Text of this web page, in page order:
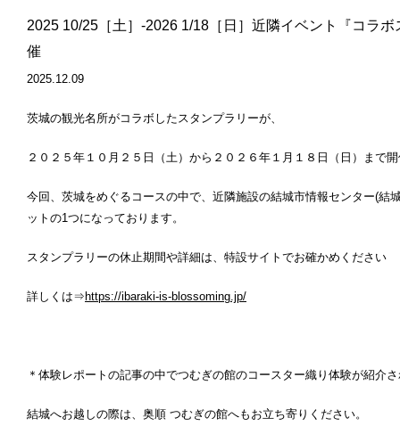
2025 10/25［土］-2026 1/18［日］近隣イベント『コラ
催
2025.12.09
茨城の観光名所がコラボしたスタンプラリーが、
２０２５年１０月２５日（土）から２０２６年１月１８日（日） まで
今回、茨城をめぐるコースの中で、近隣施設の結城市情報センター(結
ットの1つになっております。
スタンプラリーの休止期間や詳細は、特設サイトでお確かめください
詳しくは⇒ https://ibaraki-is-blossoming.jp/
＊体験レポートの記事の中でつむぎの館のコースター織り体験が紹介
結城へお越しの際は、奥順 つむぎの館へもお立ち寄りください。